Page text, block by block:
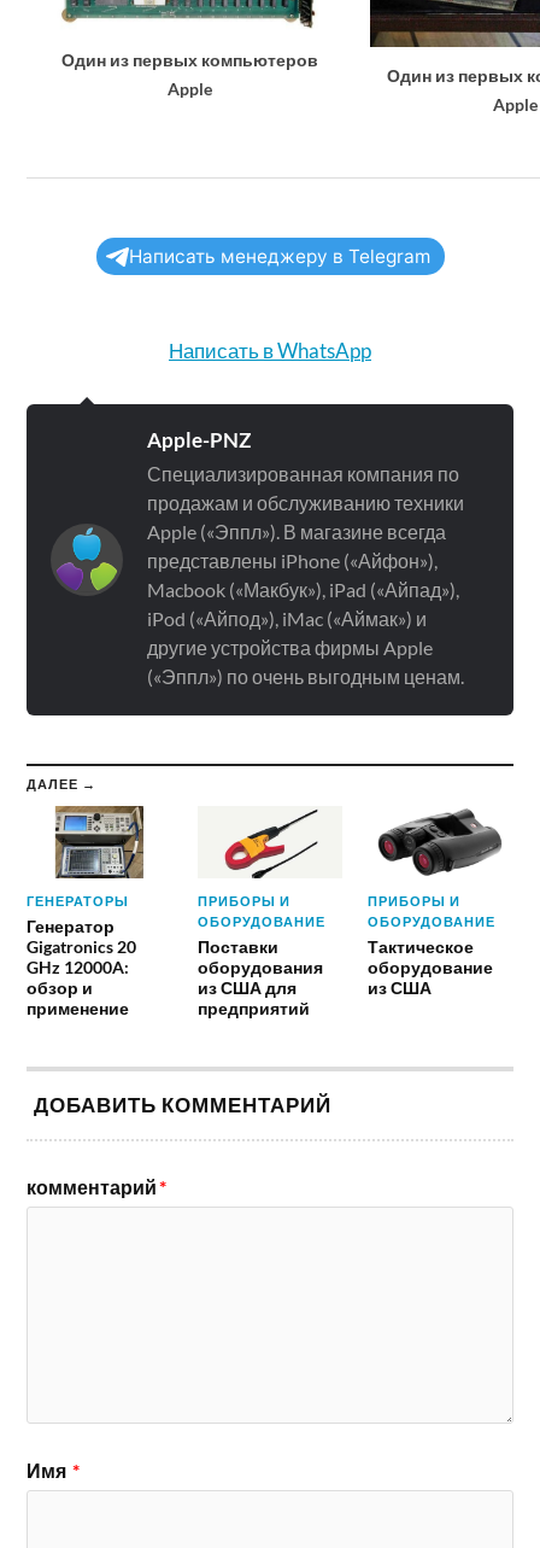
Один из первых компьютеров
Apple
Один из первых
Apple
Написать менеджеру в Telegram
Написать в WhatsApp
Apple-PNZ
Специализированная компания по
продажам и обслуживанию техники
Apple («Эппл»). В магазине всегда
представлены iPhone («Айфон»),
Macbook («Макбук»), iPad («Айпад»),
iPod («Айпод»), iMac («Аймак») и
другие устройства фирмы Apple
(«Эппл») по очень выгодным ценам.
ДАЛЕЕ →
ГЕНЕРАТОРЫ
Генератор
Gigatronics 20
GHz 12000A:
обзор и
применение
ПРИБОРЫ И
ОБОРУДОВАНИЕ
Поставки
оборудования
из США для
предприятий
ПРИБОРЫ И
ОБОРУДОВАНИЕ
Тактическое
оборудование
из США
ДОБАВИТЬ КОММЕНТАРИЙ
комментарий*
Имя *